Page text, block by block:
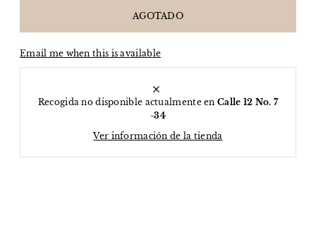
Email me when this is available
Recogida no disponible actualmente enCalle 12 No. 7
-34
Ver información de la tienda